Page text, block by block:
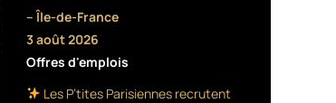
– Île-de-France
3 août 2026
Offres d'emplois
Les P’tites Parisiennes recrutent